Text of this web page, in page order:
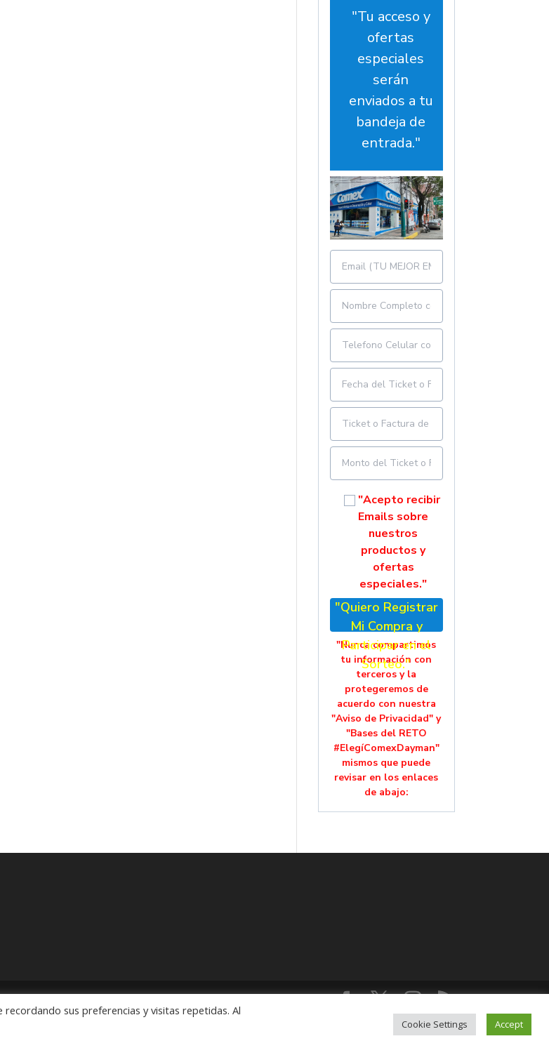
"Tu acceso y
ofertas
especiales
serán
enviados a tu
bandeja de
entrada."
"Acepto recibir
Emails sobre
nuestros
productos y
ofertas
especiales."
"Quiero Registrar
Mi Compra y
Participar en el
Sorteo."
"Nunca compartimos
tu información con
terceros y la
protegeremos de
acuerdo con nuestra
"Aviso de Privacidad" y
"Bases del RETO
#ElegíComexDayman"
mismos que puede
revisar en los enlaces
de abajo:
2913 y 55 5563 1186 Rubens # 3, Esquina Revolución, Colonia Mixcoac, C.P. 03910, CDMX,
sus preferencias y visitas repetidas. Al
Cookie Settings Accept